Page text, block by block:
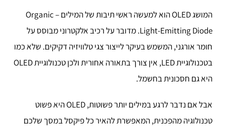
המושג OLED הוא למעשה ראשי תיבות של המילים – Organic
Light-Emitting Diode. מדובר על רכיב אלקטרוני מבוסס על
חומר אורגני, המשמש בעיקר לייצור צגי טלוויזיה דקיקים. שלא כמו
בטכנולוגיית LED, אין צורך בתאורה אחורית ולכן טכנולוגיית OLED
היא גם חסכונית בחשמל.
אבל אם נדבר לרגע במילים יותר פשוטות, OLED היא פשוט
טכנולוגיה מהפכנית, המאפשרת להאיר כל פיקסל במסך שלכם